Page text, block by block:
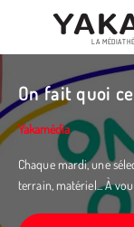
contenu
principal
LA
On fait quoi
Yakamédia
Chaque mardi, une
terrain, matériel... À